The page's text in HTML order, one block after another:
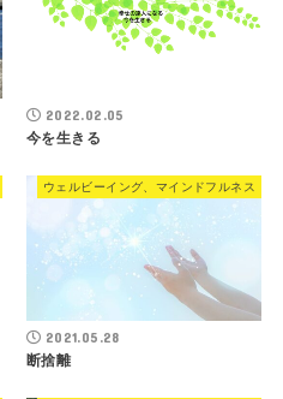
2022.02.05
今を生きる
ウェルビーイング、マインドフルネス
2021.05.28
断捨離